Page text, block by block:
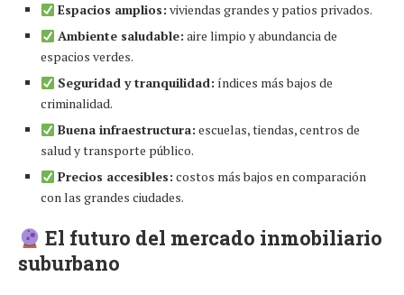
Espacios amplios: viviendas grandes y patios privados.
Ambiente saludable: aire limpio y abundancia de
espacios verdes.
Seguridad y tranquilidad: índices más bajos de
criminalidad.
Buena infraestructura: escuelas, tiendas, centros de
salud y transporte público.
Precios accesibles: costos más bajos en comparación
con las grandes ciudades.
El futuro del mercado inmobiliario
suburbano